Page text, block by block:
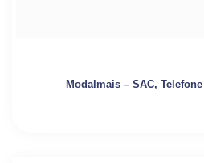
Modalmais – SAC,